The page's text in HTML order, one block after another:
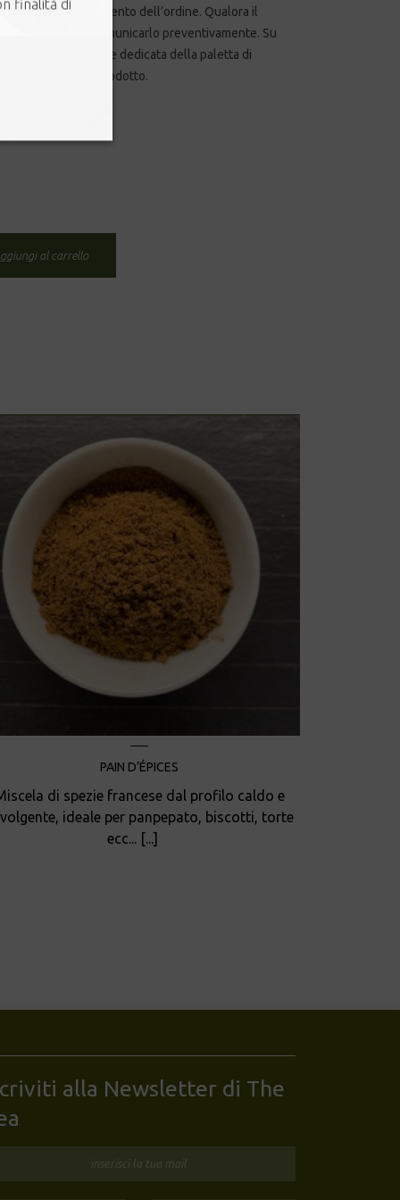
al momento dell’ordine. Qualora il
è invitato a comunicarlo preventivamente. Su
e sanificazione dedicata della paletta di
del prodotto.
al carrello
PAIN D’ÉPICES
di spezie francese dal profilo caldo e
ideale per panpepato, biscotti, torte
ecc... [...]
alla Newsletter di The
finalità di